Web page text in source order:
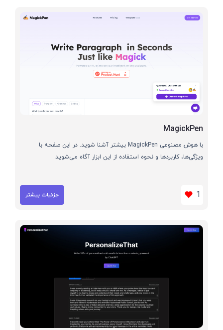
MagickPen
با هوش مصنوعی MagickPen بیشتر آشنا شوید. در این صفحه با
ویژگی‌ها، کاربردها و نحوه استفاده از این ابزار آگاه می‌شوید
1 جزئیات بیشتر